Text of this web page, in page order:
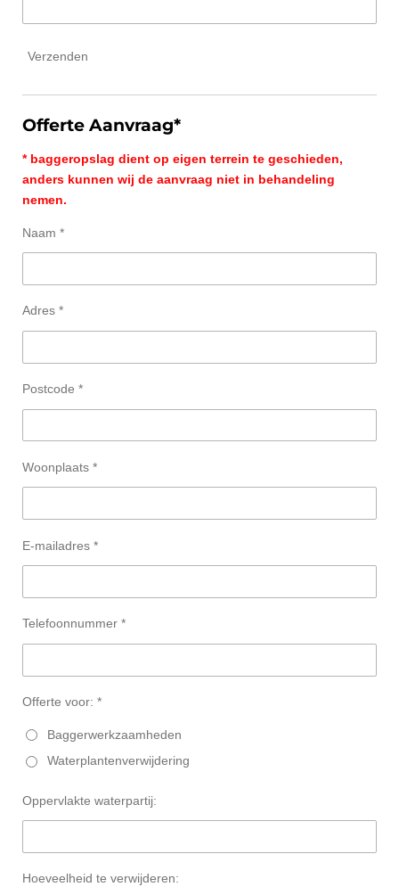
Verzenden
Offerte Aanvraag*
* baggeropslag dient op eigen terrein te geschieden,
anders kunnen wij de aanvraag niet in behandeling
nemen.
Naam *
Adres *
Postcode *
Woonplaats *
E-mailadres *
Telefoonnummer *
Offerte voor: *
Baggerwerkzaamheden
Waterplantenverwijdering
Oppervlakte waterpartij:
Hoeveelheid te verwijderen: